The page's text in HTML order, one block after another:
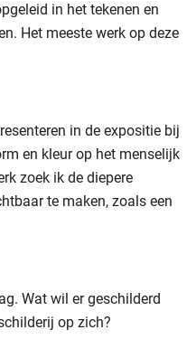
in het tekenen en
Het meeste werk op deze
in de expositie bij
en kleur op het menselijk
zoek ik de diepere
te maken, zoals een
Wat wil er geschilderd
op zich?